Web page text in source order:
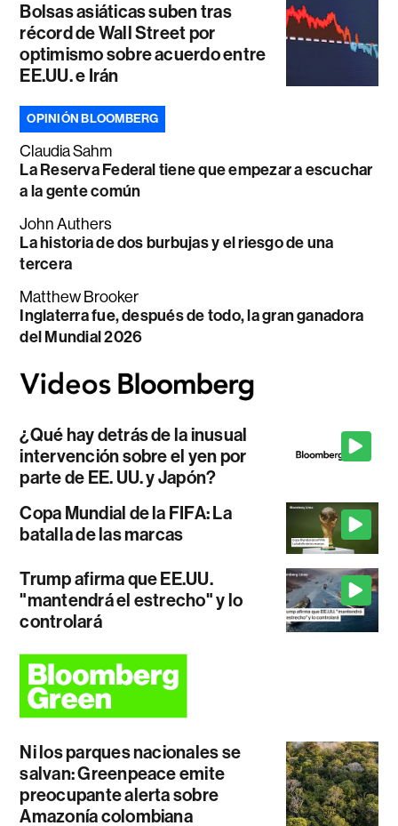
Bolsas asiáticas suben tras
récord de Wall Street por
optimismo sobre acuerdo entre
EE.UU. e Irán
OPINIÓN BLOOMBERG
Claudia Sahm
La Reserva Federal tiene que empezar a escuchar
a la gente común
John Authers
La historia de dos burbujas y el riesgo de una
tercera
Matthew Brooker
Inglaterra fue, después de todo, la gran ganadora
del Mundial 2026
¿Qué hay detrás de la inusual
intervención sobre el yen por
parte de EE. UU. y Japón?
Copa Mundial de la FIFA: La
batalla de las marcas
Trump afirma que EE.UU.
"mantendrá el estrecho" y lo
controlará
Ni los parques nacionales se
salvan: Greenpeace emite
preocupante alerta sobre
Amazonía colombiana